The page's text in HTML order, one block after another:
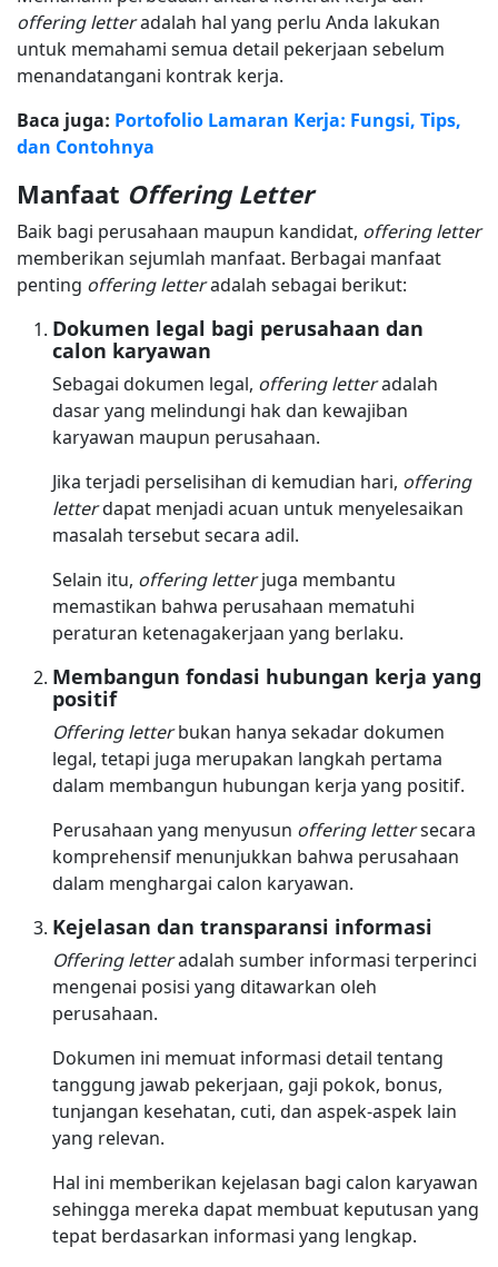
offering letteradalah hal yang perlu Anda lakukan
untuk memahami semua detail pekerjaan sebelum
menandatangani kontrak kerja.
Baca juga: Portofolio Lamaran Kerja: Fungsi, Tips,
dan Contohnya
Manfaat Offering Letter
Baik bagi perusahaan maupun kandidat, offering letter
memberikan sejumlah manfaat. Berbagai manfaat
penting offering letteradalah sebagai berikut:
Dokumen legal bagi perusahaan dan
calon karyawan
Sebagai dokumen legal, offering letteradalah
dasar yang melindungi hak dan kewajiban
karyawan maupun perusahaan.
Jika terjadi perselisihan di kemudian hari, offering
letterdapat menjadi acuan untuk menyelesaikan
masalah tersebut secara adil.
Selain itu, offering letterjuga membantu
memastikan bahwa perusahaan mematuhi
peraturan ketenagakerjaan yang berlaku.
Membangun fondasi hubungan kerja yang
positif
Offering letterbukan hanya sekadar dokumen
legal, tetapi juga merupakan langkah pertama
dalam membangun hubungan kerja yang positif.
Perusahaan yang menyusun offering lettersecara
komprehensif menunjukkan bahwa perusahaan
dalam menghargai calon karyawan.
Kejelasan dan transparansi informasi
Offering letteradalah sumber informasi terperinci
mengenai posisi yang ditawarkan oleh
perusahaan.
Dokumen ini memuat informasi detail tentang
tanggung jawab pekerjaan, gaji pokok, bonus,
tunjangan kesehatan, cuti, dan aspek-aspek lain
yang relevan.
Hal ini memberikan kejelasan bagi calon karyawan
sehingga mereka dapat membuat keputusan yang
tepat berdasarkan informasi yang lengkap.